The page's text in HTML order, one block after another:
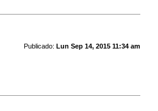
Publicado: Lun Sep 14, 2015 11:34 am